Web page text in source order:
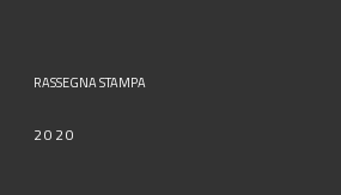
RASSEGNA STAMPA
2020